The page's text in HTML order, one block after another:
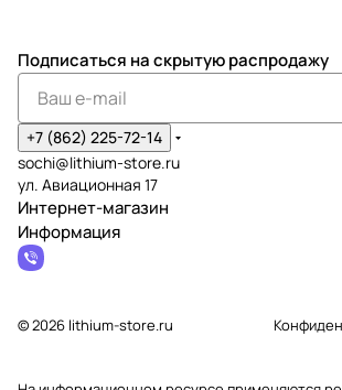
Подписаться на скрытую распродажу
+7 (862) 225-72-14
sochi@lithium-store.ru
ул. Авиационная 17
Интернет-магазин
Информация
© 2026 lithium-store.ru